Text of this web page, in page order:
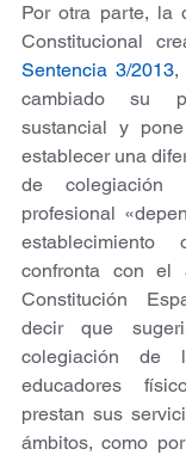
Por otra parte, la
Sentencia 3/2013,
cambiado su
sustancial y
establecer una
de colegiación
profesional
confronta con
Constitución
decir que
colegiación de
educadores
prestan sus
ámbitos, como